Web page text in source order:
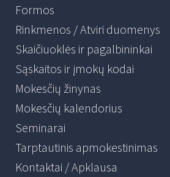
Formos
Rinkmenos / Atviri duomenys
Skaičiuoklės ir pagalbininkai
Sąskaitos ir įmokų kodai
Mokesčių žinynas
Mokesčių kalendorius
Seminarai
Tarptautinis apmokestinimas
Kontaktai / Apklausa